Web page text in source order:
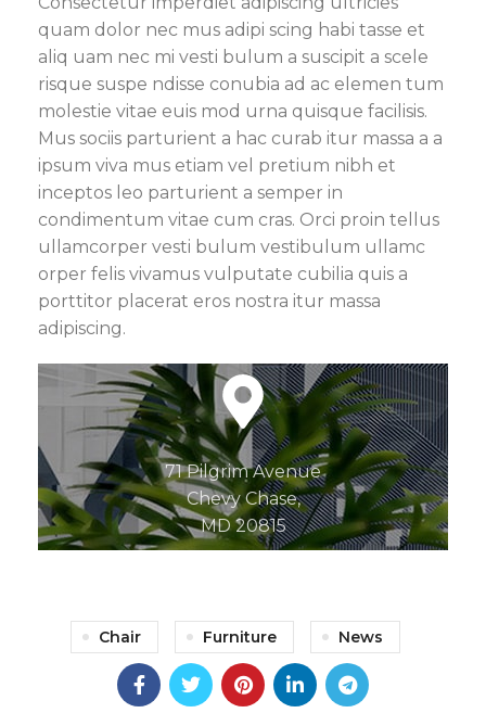
quam dolor nec mus adipi scing habi tasse et
aliq uam nec mi vesti bulum a suscipit a scele
risque suspe ndisse conubia ad ac elemen tum
molestie vitae euis mod urna quisque facilisis.
Mus sociis parturient a hac curab itur massa a a
ipsum viva mus etiam vel pretium nibh et
inceptos leo parturient a semper in
condimentum vitae cum cras. Orci proin tellus
ullamcorper vesti bulum vestibulum ullamc
orper felis vivamus vulputate cubilia quis a
porttitor placerat eros nostra itur massa
adipiscing.
71 Pilgrim Avenue
Chevy Chase,
MD 20815
Chair Furniture News